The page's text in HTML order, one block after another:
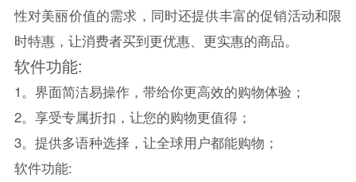
性对美丽价值的需求，同时还提供丰富的促销活动和限
时特惠，让消费者买到更优惠、更实惠的商品。
软件功能:
1。界面简洁易操作，带给你更高效的购物体验；
2。享受专属折扣，让您的购物更值得；
3。提供多语种选择，让全球用户都能购物；
软件功能: